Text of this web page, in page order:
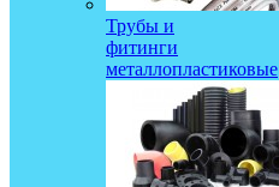
Трубы и
фитинги
металлопластиковые